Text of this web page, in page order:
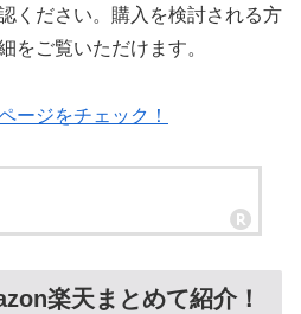
ください。購入を検討される方
をご覧いただけます。
ージをチェック！
楽天まとめて紹介！